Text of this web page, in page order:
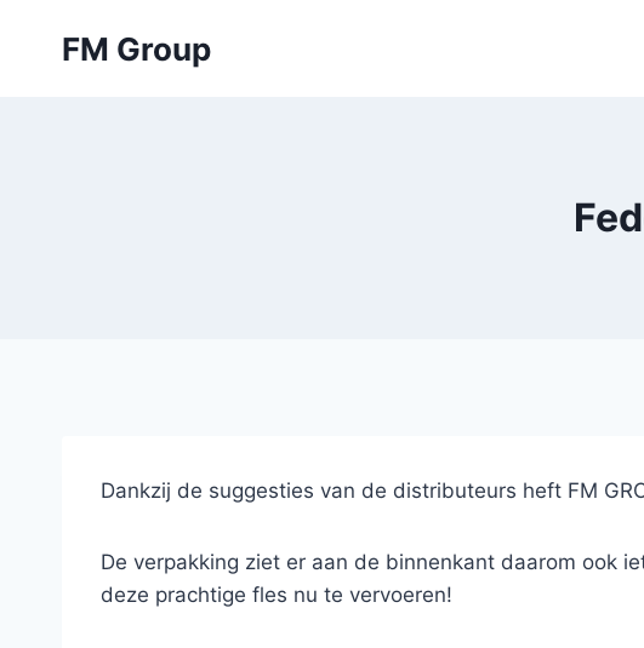
FM Group
Dankzij de suggesties van de distributeurs heft FM
De verpakking ziet er aan de binnenkant daarom ook
deze prachtige fles nu te vervoeren!